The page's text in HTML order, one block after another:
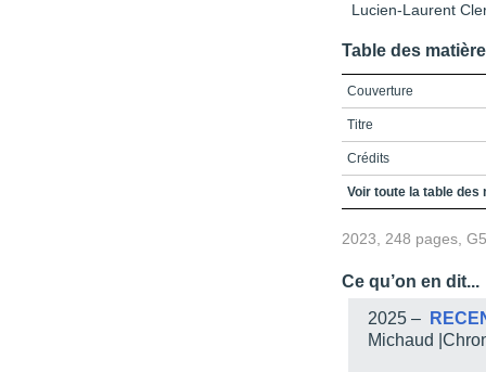
Lucien-Laurent
Table des
Couverture
Titre
Crédits
Table des matières
Notes sur la
Langue japonaise
Voir toute la table des
2023, 248 pages,
Ce qu’on en dit...
2025 –
Michaud